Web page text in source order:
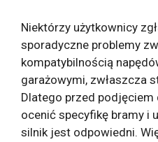
Niektórzy użytkownicy
sporadyczne problemy
kompatybilnością
garażowymi, zwłaszcza
Dlatego przed podjęciem
ocenić specyfikę bramy i
silnik jest odpowiedni.